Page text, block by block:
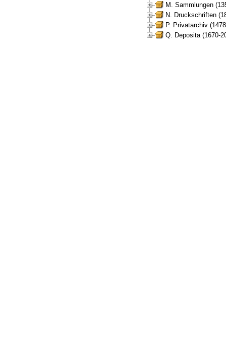
M. Sammlungen
N. Druckschriften
P. Privatarchiv
Q. Deposita (1670-